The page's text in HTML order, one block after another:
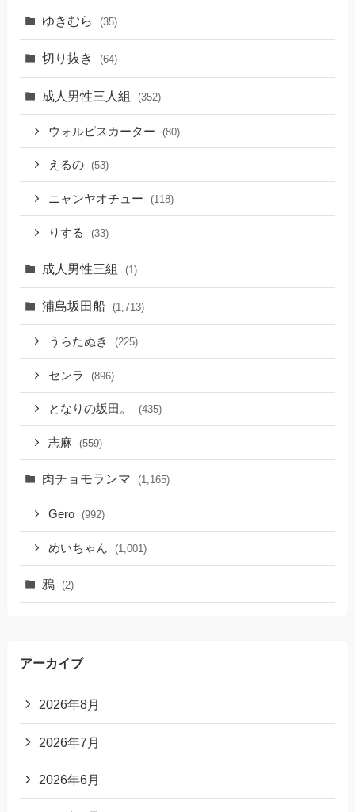
ゆきむら (35)
切り抜き (64)
成人男性三人組 (352)
ウォルピスカーター (80)
えるの (53)
ニャンヤオチュー (118)
りする (33)
成人男性三組 (1)
浦島坂田船 (1,713)
うらたぬき (225)
センラ (896)
となりの坂田。 (435)
志麻 (559)
肉チョモランマ (1,165)
Gero (992)
めいちゃん (1,001)
鴉 (2)
アーカイブ
2026年8月
2026年7月
2026年6月